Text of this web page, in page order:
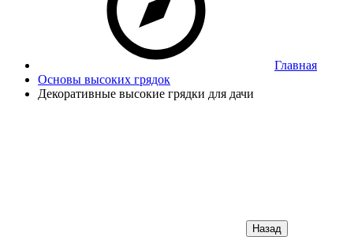
Главная
Основы высоких грядок
Декоративные высокие грядки для дачи
Назад